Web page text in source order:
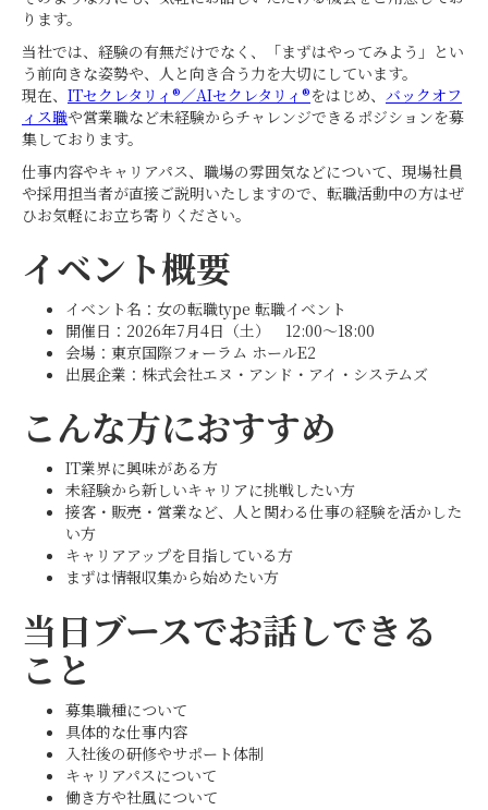
ります。
当社では、経験の有無だけでなく、「まずはやってみよう」とい
う前向きな姿勢や、人と向き合う力を大切にしています。
現在、 ITセクレタリィ®／AIセクレタリィ®をはじめ、 バックオフ
ィス職や営業職など未経験からチャレンジできるポジションを募
集しております。
仕事内容やキャリアパス、職場の雰囲気などについて、現場社員
や採用担当者が直接ご説明いたしますので、転職活動中の方はぜ
ひお気軽にお立ち寄りください。
イベント概要
イベント名：女の転職type 転職イベント
開催日：2026年7月4日（土） 12:00～18:00
会場：東京国際フォーラム ホールE2
出展企業：株式会社エヌ・アンド・アイ・システムズ
こんな方におすすめ
IT業界に興味がある方
未経験から新しいキャリアに挑戦したい方
接客・販売・営業など、人と関わる仕事の経験を活かした
い方
キャリアアップを目指している方
まずは情報収集から始めたい方
当日ブースでお話しできる
こと
募集職種について
具体的な仕事内容
入社後の研修やサポート体制
キャリアパスについて
働き方や社風について